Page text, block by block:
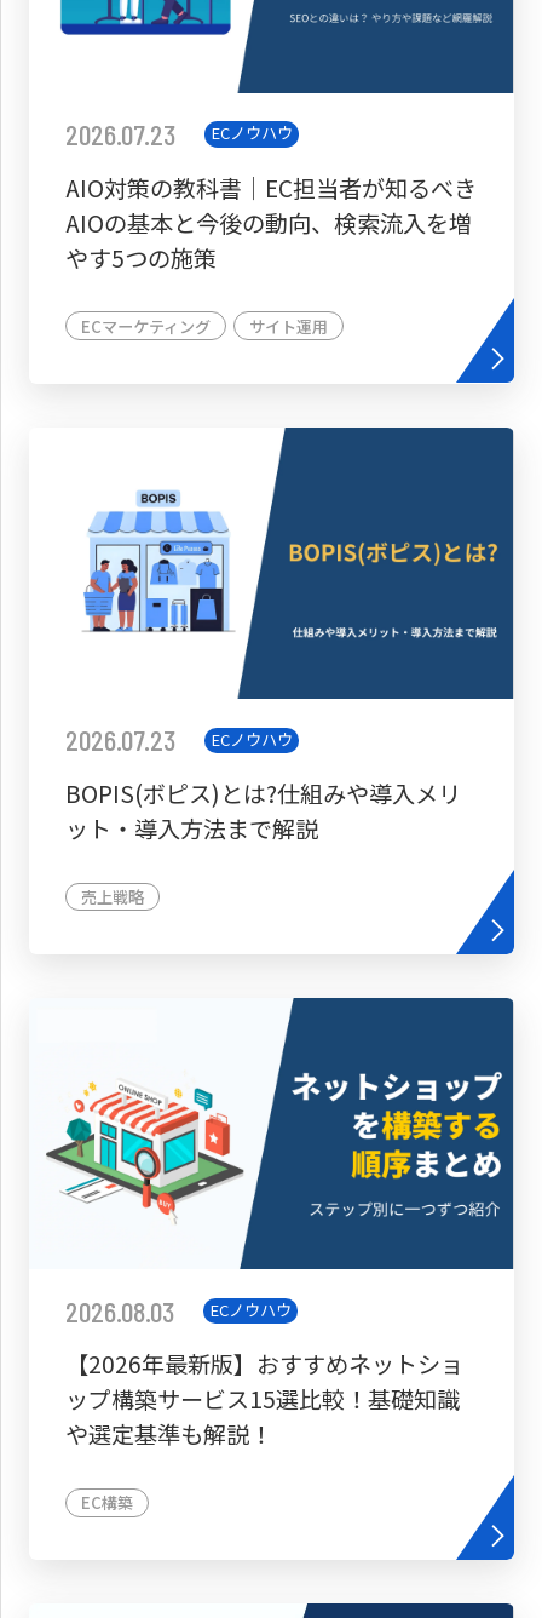
2026.07.23 ECノウハウ
AIO対策の教科書│EC担当者が知るべき
AIOの基本と今後の動向、検索流入を増
やす5つの施策
ECマーケティング サイト運用
2026.07.23 ECノウハウ
BOPIS(ボピス)とは?仕組みや導入メリ
ット・導入方法まで解説
売上戦略
2026.08.03 ECノウハウ
【2026年最新版】おすすめネットショ
ップ構築サービス15選比較！基礎知識
や選定基準も解説！
EC構築